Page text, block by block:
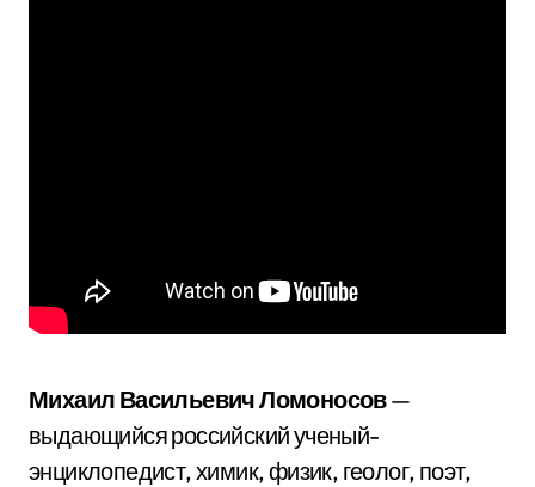
Михаил Васильевич Ломоносов—
выдающийся российский ученый-
энциклопедист, химик, физик, геолог, поэт,